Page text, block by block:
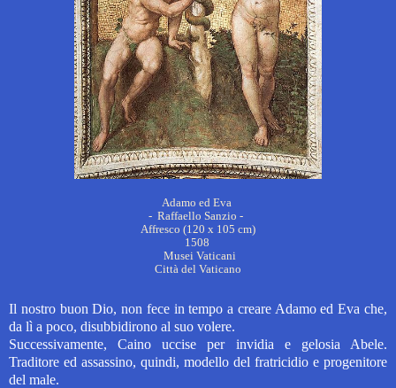
Adamo ed Eva
- Raffaello Sanzio -
Affresco (120 x 105 cm)
1508
Musei Vaticani
Città del Vaticano
Il nostro buon Dio, non fece in tempo a creare Adamo ed Eva che,
da lì a poco, disubbidirono al suo volere.
Successivamente, Caino uccise per invidia e gelosia Abele.
Traditore ed assassino, quindi, modello del fratricidio e progenitore
del male.